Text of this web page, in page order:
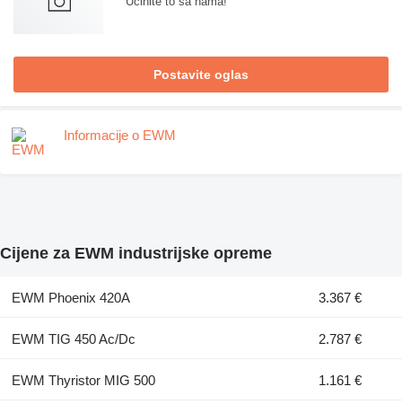
Postavite oglas
Informacije o EWM
Cijene za EWM industrijske opreme
EWM Phoenix 420A 3.367 €
EWM TIG 450 Ac/Dc 2.787 €
EWM Thyristor MIG 500 1.161 €